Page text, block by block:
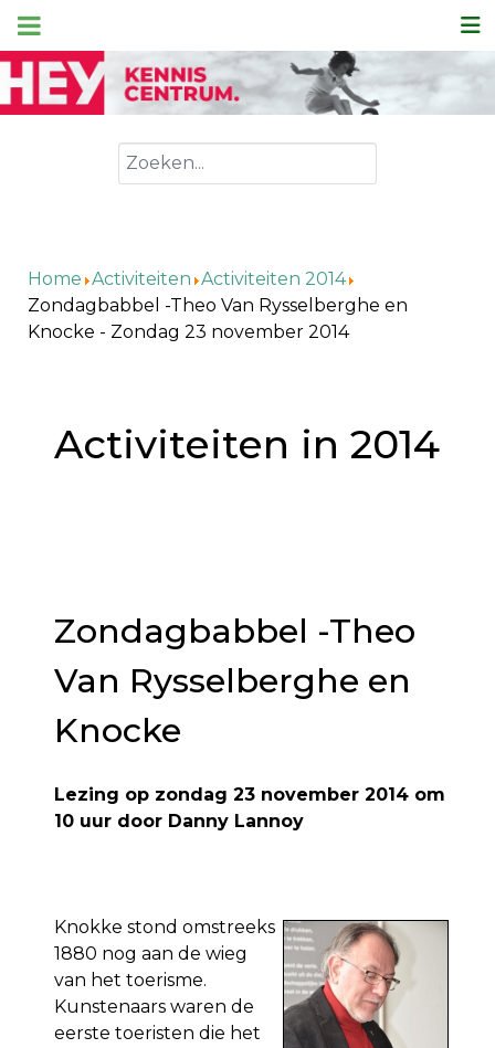
Zoeken
Home Activiteiten Activiteiten 2014
Zondagbabbel -Theo Van Rysselberghe en
Knocke - Zondag 23 november 2014
Activiteiten in 2014
Zondagbabbel -Theo
Van Rysselberghe en
Knocke
Lezing op zondag 23 november 2014 om
10 uur door Danny Lannoy
Knokke stond omstreeks
1880 nog aan de wieg
van het toerisme.
Kunstenaars waren de
eerste toeristen die het